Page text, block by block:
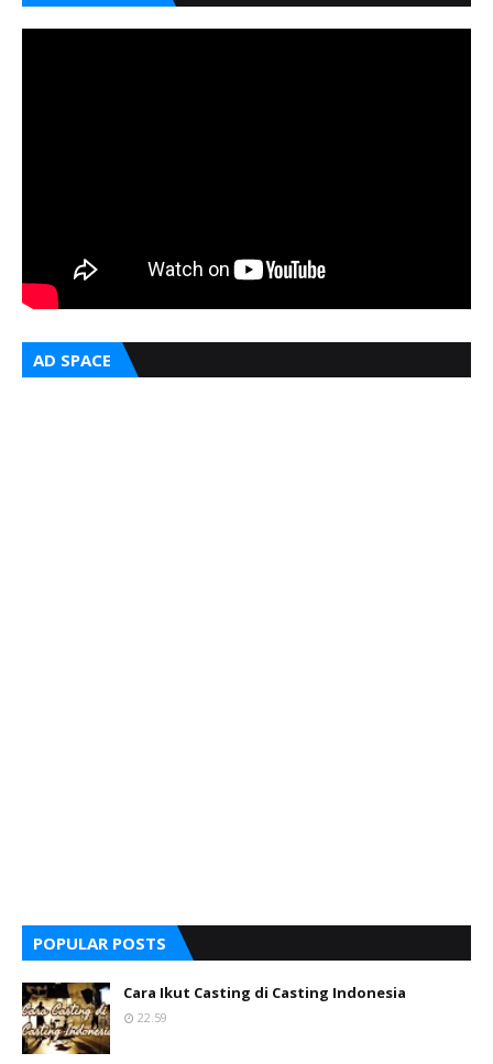
AD SPACE
POPULAR POSTS
Cara Ikut Casting di Casting Indonesia
22.59